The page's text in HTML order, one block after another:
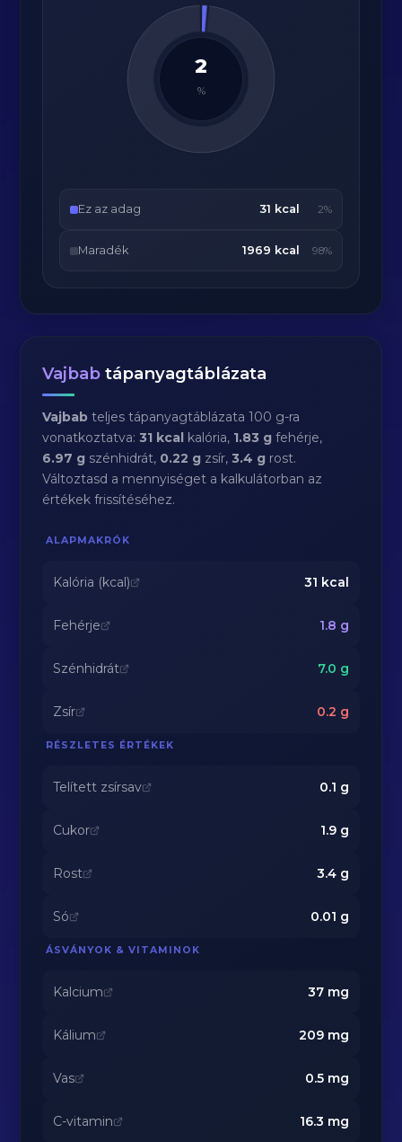
2
%
Ez az adag 31 kcal 2%
Maradék 1969 kcal 98%
Vajbab tápanyagtáblázata
Vajbab teljes tápanyagtáblázata 100 g-ra
vonatkoztatva:31 kcal kalória, 1.83 g fehérje,
6.97 g szénhidrát, 0.22 g zsír,3.4 g rost.
Változtasd a mennyiséget a kalkulátorban az
értékek frissítéséhez.
ALAPMAKRÓK
Kalória (kcal) 31 kcal
Fehérje 1.8 g
Szénhidrát 7.0 g
Zsír 0.2 g
RÉSZLETES ÉRTÉKEK
Telített zsírsav 0.1 g
Cukor 1.9g
Rost 3.4g
Só 0.01 g
ÁSVÁNYOK & VITAMINOK
Kalcium 37mg
Kálium 209mg
Vas 0.5mg
C-vitamin 16.3 mg